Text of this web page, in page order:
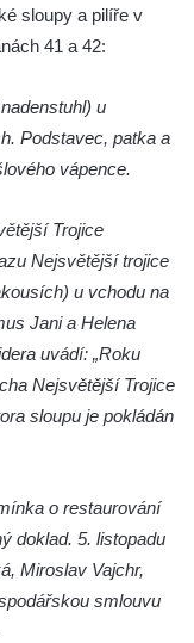
sloupy a pilíře v
41 a 42:
u
Podstavec, patka a
vápence.
Trojice
Nejsvětější trojice
u vchodu na
Jani a Helena
uvádí: „Roku
Nejsvětější Trojice
sloupu je pokládán
o restaurování
doklad. 5. listopadu
Miroslav Vajchr,
smlouvu